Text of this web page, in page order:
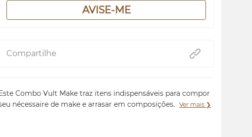
AVISE-ME
Compartilhe
Combo Vult Make traz itens indispensáveis para compor
nécessaire de make e arrasar em composições.
Ver mais ❯